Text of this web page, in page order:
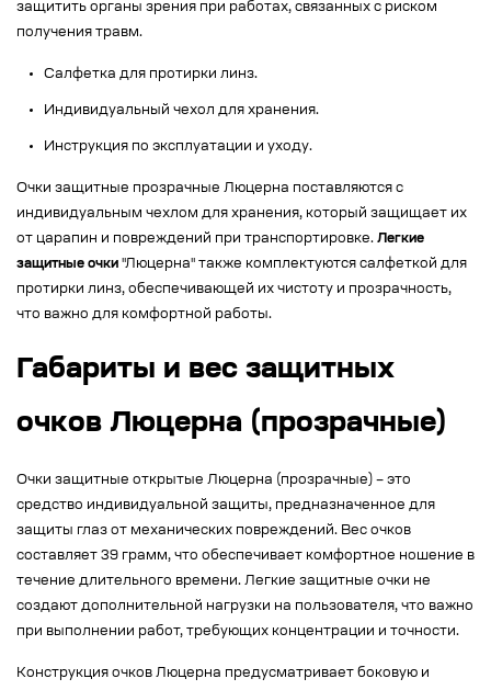
защитить органы зрения при работах, связанных с риском
получения травм.
Салфетка для протирки линз.
Индивидуальный чехол для хранения.
Инструкция по эксплуатации и уходу.
Очки защитные прозрачные Люцерна поставляются с
индивидуальным чехлом для хранения, который защищает их
от царапин и повреждений при транспортировке. Легкие
защитные очки "Люцерна" также комплектуются салфеткой для
протирки линз, обеспечивающей их чистоту и прозрачность,
что важно для комфортной работы.
Габариты и вес защитных
очков Люцерна (прозрачные)
Очки защитные открытые Люцерна (прозрачные) – это
средство индивидуальной защиты, предназначенное для
защиты глаз от механических повреждений. Вес очков
составляет 39 грамм, что обеспечивает комфортное ношение в
течение длительного времени. Легкие защитные очки не
создают дополнительной нагрузки на пользователя, что важно
при выполнении работ, требующих концентрации и точности.
Конструкция очков Люцерна предусматривает боковую и